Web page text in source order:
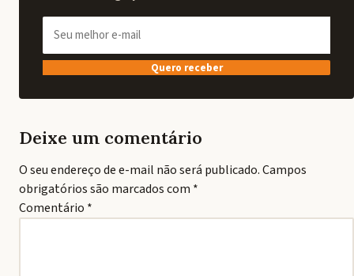
Quero receber
Deixe um comentário
O seu endereço de e-mail não será publicado.Campos
obrigatórios são marcados com *
Comentário *